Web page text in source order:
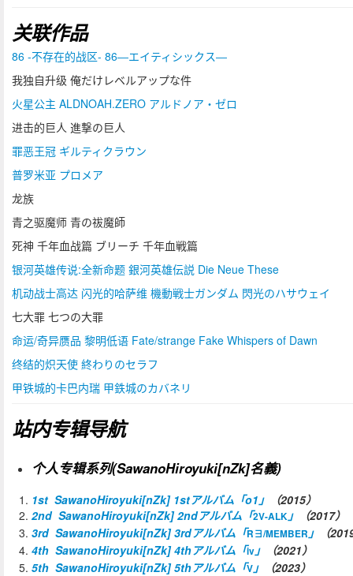
关联作品
86 -不存在的战区- 86―エイティシックス―
我独自升级 俺だけレベルアップな件
火星公主 ALDNOAH.ZERO アルドノア・ゼロ
进击的巨人 進撃の巨人
罪恶王冠 ギルティクラウン
普罗米亚 プロメア
龙族
青之驱魔师 青の祓魔師
死神 千年血战篇 ブリーチ 千年血戦篇
银河英雄传说:全新命题 銀河英雄伝説 Die Neue These
机动战士高达 闪光的哈萨维 機動戦士ガンダム 閃光のハサウェイ
七大罪 七つの大罪
命运/奇异赝品 黎明低语 Fate/strange Fake Whispers of Dawn
终结的炽天使 終わりのセラフ
甲铁城的卡巴内瑞 甲鉄城のカバネリ
站内专辑导航
个人专辑系列(SawanoHiroyuki[nZk]名義)
1st SawanoHiroyuki[nZk] 1stアルバム「o1」
（2015）
2nd SawanoHiroyuki[nZk] 2ndアルバム「2V-ALK」
（2017）
3rd SawanoHiroyuki[nZk] 3rdアルバム「R∃/MEMBER」
（
4th SawanoHiroyuki[nZk] 4thアルバム「iv」
（2021）
5th SawanoHiroyuki[nZk] 5thアルバム「V」 （2023）